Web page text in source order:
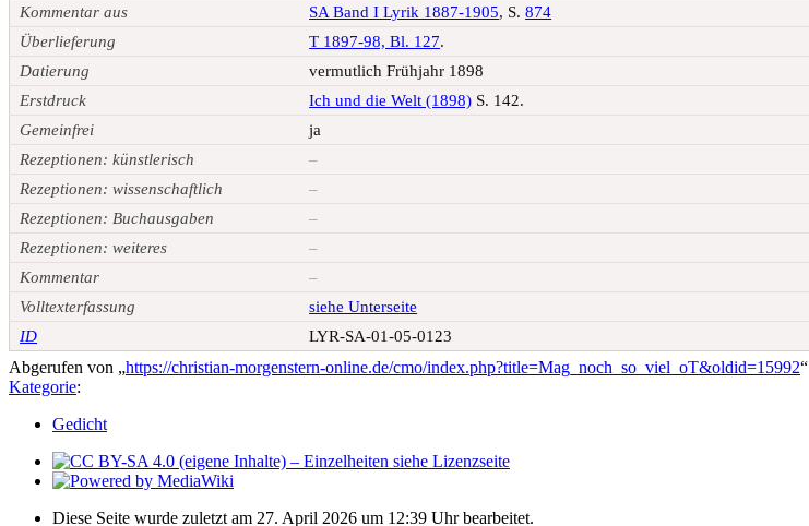
Kommentar aus
SA Band I Lyrik 1887-1905, S.874
Überlieferung
T 1897-98, Bl. 127.
Datierung
vermutlich Frühjahr 1898
Erstdruck
Ich und die Welt (1898) S. 142.
Gemeinfrei
ja
Rezeptionen: künstlerisch
–
Rezeptionen: wissenschaftlich
–
Rezeptionen: Buchausgaben
–
Rezeptionen: weiteres
–
Kommentar
–
Volltexterfassung
siehe Unterseite
ID
LYR-SA-01-05-0123
Abgerufen von „https://christian-morgenstern-online.de/cmo/index.php?title=Mag_noch_so_viel_oT&oldid=15992“
Kategorie:
Gedicht
Diese Seite wurde zuletzt am 27. April 2026 um 12:39 Uhr bearbeitet.